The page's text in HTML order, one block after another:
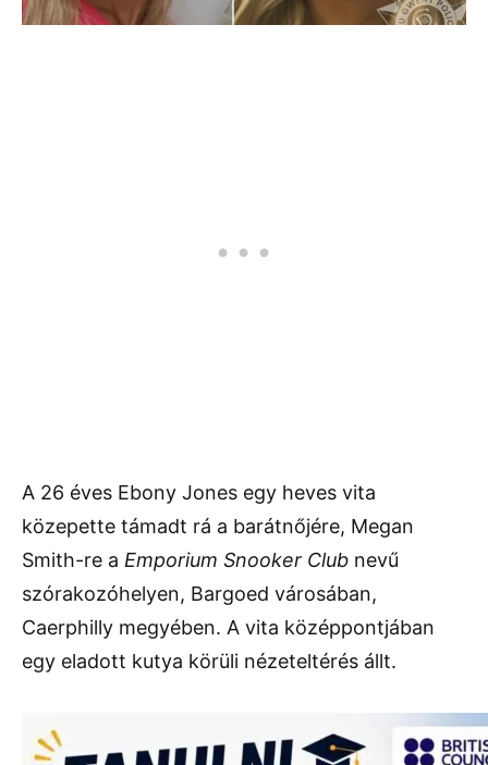
A 26 éves Ebony Jones egy heves vita
közepette támadt rá a barátnőjére, Megan
Smith-re a Emporium Snooker Club nevű
szórakozóhelyen, Bargoed városában,
Caerphilly megyében. A vita középpontjában
egy eladott kutya körüli nézeteltérés állt.